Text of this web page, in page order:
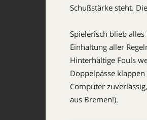
Schußstärke steht.
Spielerisch blieb
Einhaltung aller
Hinterhältige Fouls
Doppelpässe
Computer
aus Bremen!).